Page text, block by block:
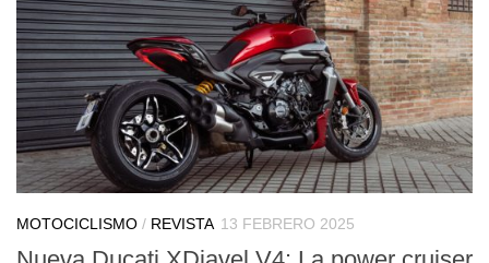
MOTOCICLISMO / REVISTA 13 FEBRERO 2025